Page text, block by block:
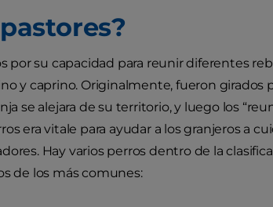
por su capacidad para reunir diferentes
y caprino. Originalmente, fueron girados
se alejara de su territorio, y luego los
era vitale para ayudar a los granjeros a
Hay varios perros dentro de la
de los más comunes: